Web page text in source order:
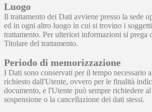
Luogo
Il trattamento dei Dati avviene presso la sede
ed in ogni altro luogo in cui si trovino i
trattamento. Per ulteriori informazioni si prega
Titolare del trattamento.
Periodo di memorizzazione
I Dati sono conservati per il tempo necessario
richiesto dall'Utente, ovvero per le finalità
documento, e l'Utente può sempre richiedere
sospensione o la cancellazione dei dati stessi.